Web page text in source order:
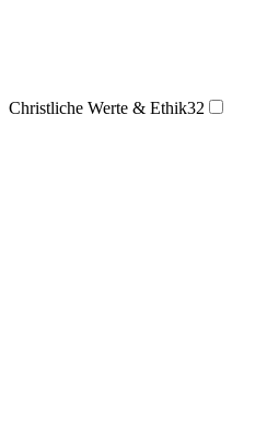
Christliche Werte & Ethik32